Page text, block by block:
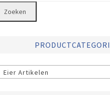
Zoeken
Eier Artikelen